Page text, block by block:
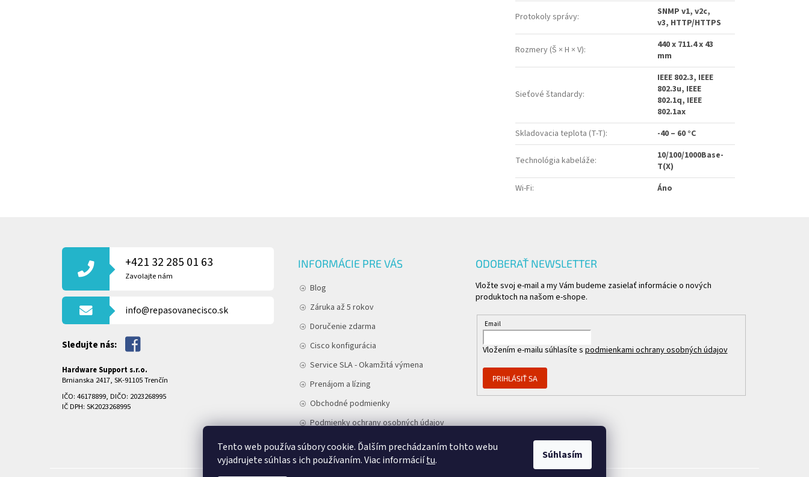
Tento web používa súbory cookie. Ďalším prechádzaním tohto webu
vyjadrujete súhlas s ich používaním. Viac informáciítu. Súhlasím
Protokoly správy:
SNMP v1, v2c,
v3, HTTP/HTTPS
Rozmery (Š × H × V):
440 x 711.4 x 43
mm
Sieťové štandardy:
IEEE 802.3, IEEE
802.3u, IEEE
802.1q, IEEE
802.1ax
Skladovacia teplota (T-T): -40 – 60 °C
Technológia kabeláže:
10/100/1000Base-
T(X)
Wi-Fi: Áno
+421 32 285 01 63
Zavolajte nám
info@repasovanecisco.sk
Sledujte nás:
Hardware Support s.r.o.
Brnianska 2417, SK-91105 Trenčín
IČO: 46178899, DIČO: 2023268995
IČ DPH: SK2023268995
INFORMÁCIE PRE VÁS
Blog
Záruka až 5 rokov
Doručenie zdarma
Cisco konfigurácia
Service SLA - Okamžitá výmena
Prenájom a lízing
Obchodné podmienky
Podmienky ochrany osobných údajov
Kontakt
ODOBERAŤ NEWSLETTER
Vložte svoj e-mail a my Vám budeme zasielať informácie o nových
produktoch na našom e-shope.
Email
Vložením e-mailu súhlasíte s podmienkami ochrany osobných údajov
PRIHLÁSIŤ SA